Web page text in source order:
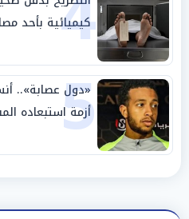
كيميائية بأحد
5
«دول عصابة»..
أزمة استبعاده